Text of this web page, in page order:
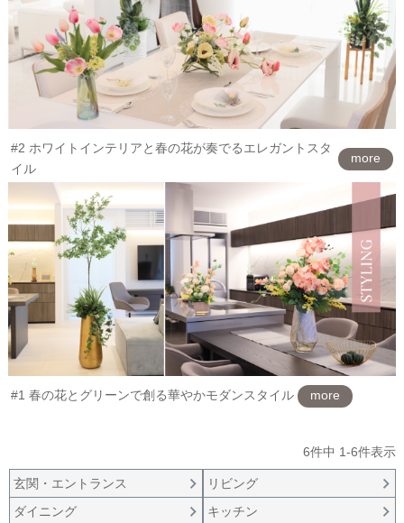
#2 ホワイトインテリアと春の花が奏でるエレガントスタ
イル
more
#1 春の花とグリーンで創る華やかモダンスタイル more
6件中 1-6件表示
玄関・エントランス
リビング
ダイニング
キッチン